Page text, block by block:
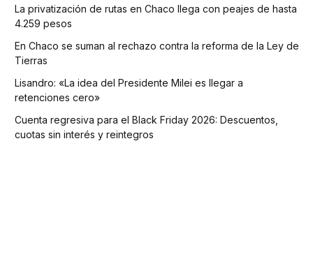
La privatización de rutas en Chaco llega con peajes de hasta
4.259 pesos
En Chaco se suman al rechazo contra la reforma de la Ley de
Tierras
Lisandro: «La idea del Presidente Milei es llegar a
retenciones cero»
Cuenta regresiva para el Black Friday 2026: Descuentos,
cuotas sin interés y reintegros